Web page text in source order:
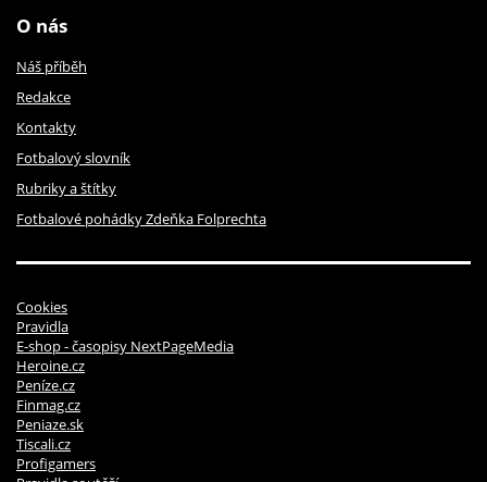
O nás
Náš příběh
Redakce
Kontakty
Fotbalový slovník
Rubriky a štítky
Fotbalové pohádky Zdeňka Folprechta
Cookies
Pravidla
E-shop - časopisy NextPageMedia
Heroine.cz
Peníze.cz
Finmag.cz
Peniaze.sk
Tiscali.cz
Profigamers